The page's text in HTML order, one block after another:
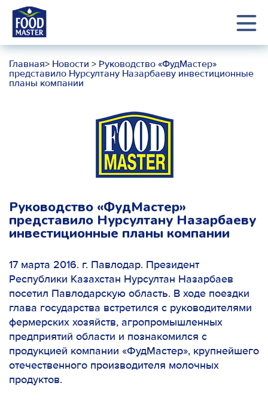
Главная> Новости > Руководство «ФудМастер»
представило Нурсултану Назарбаеву инвестиционные
планы компании
Руководство «ФудМастер»
представило Нурсултану Назарбаеву
инвестиционные планы компании
17 марта 2016. г. Павлодар. Президент
Республики Казахстан Нурсултан Назарбаев
посетил Павлодарскую область. В ходе поездки
глава государства встретился с руководителями
фермерских хозяйств, агропромышленных
предприятий области и познакомился с
продукцией компании «ФудМастер», крупнейшего
отечественного производителя молочных
продуктов.